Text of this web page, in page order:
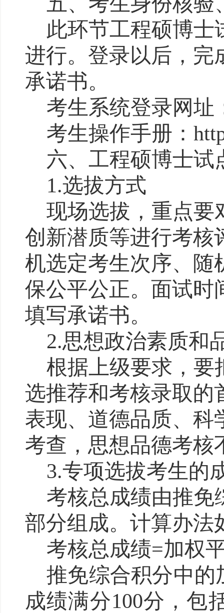
此环节工程硕博士
进行。登录以后，完
承诺书。
考生系统登录网址
考生操作手册：
六、 工程硕博士试
1.选拔方式
现场选拔 ，重点
创新潜质等进行考核
机选定考生次序、随
保公平公正。面试时
填写承诺书。
2.思想政治素质和
根据上级要求， 要
选推荐和考核录取的
表现、道德品质、科
考查，思想品德考核
3.专项选拔考生的
考核总成绩由推免
部分组成。计算办法
考核总成绩=加权
推免综合积分中的
成绩满分100分，包